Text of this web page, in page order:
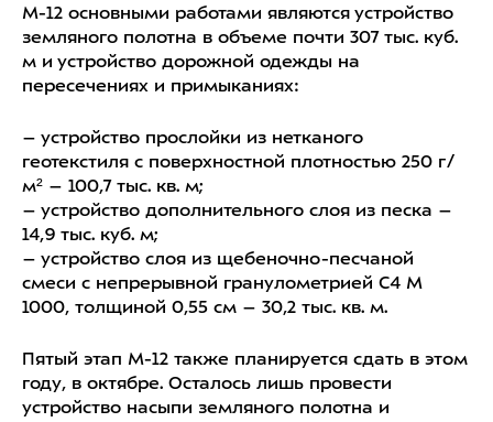
М-12 основными работами являются устройство
земляного полотна в объеме почти 307 тыс. куб.
м и устройство дорожной одежды на
пересечениях и примыканиях:
– устройство прослойки из нетканого
геотекстиля с поверхностной плотностью 250 г/
м² – 100,7 тыс. кв. м;
– устройство дополнительного слоя из песка –
14,9 тыс. куб. м;
– устройство слоя из щебеночно-песчаной
смеси с непрерывной гранулометрией С4 М
1000, толщиной 0,55 см – 30,2 тыс. кв. м.
Пятый этап М-12 также планируется сдать в этом
году, в октябре. Осталось лишь провести
устройство насыпи земляного полотна и